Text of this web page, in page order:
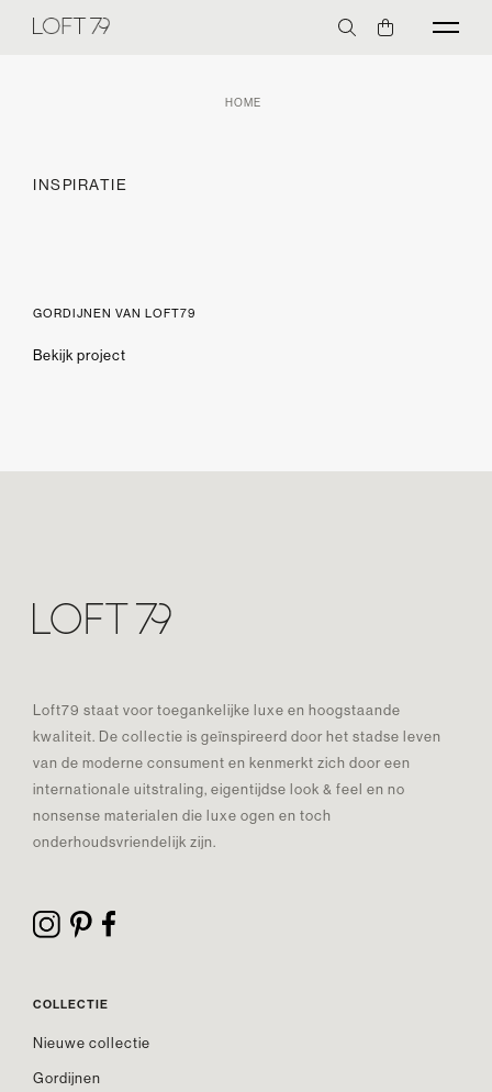
HOME
INSPIRATIE
GORDIJNEN VAN LOFT79
Bekijk project
Loft79 staat voor toegankelijke luxe en hoogstaande
kwaliteit. De collectie is geïnspireerd door het stadse leven
van de moderne consument en kenmerkt zich door een
internationale uitstraling, eigentijdse look & feel en no
nonsense materialen die luxe ogen en toch
onderhoudsvriendelijk zijn.
COLLECTIE
Nieuwe collectie
Gordijnen